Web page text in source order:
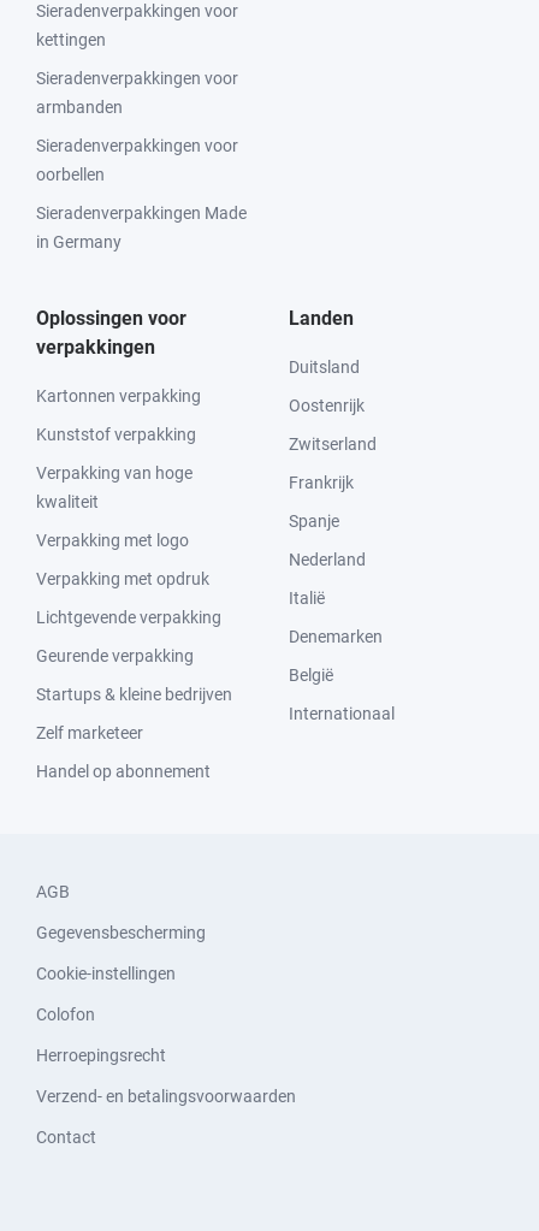
Sieradenverpakkingen voor
kettingen
Sieradenverpakkingen voor
armbanden
Sieradenverpakkingen voor
oorbellen
Sieradenverpakkingen Made
in Germany
Oplossingen voor
verpakkingen
Kartonnen verpakking
Kunststof verpakking
Verpakking van hoge
kwaliteit
Verpakking met logo
Verpakking met opdruk
Lichtgevende verpakking
Geurende verpakking
Startups & kleine bedrijven
Zelf marketeer
Handel op abonnement
Landen
Duitsland
Oostenrijk
Zwitserland
Frankrijk
Spanje
Nederland
Italië
Denemarken
België
Internationaal
AGB
Gegevensbescherming
Cookie-instellingen
Colofon
Herroepingsrecht
Verzend- en betalingsvoorwaarden
Contact